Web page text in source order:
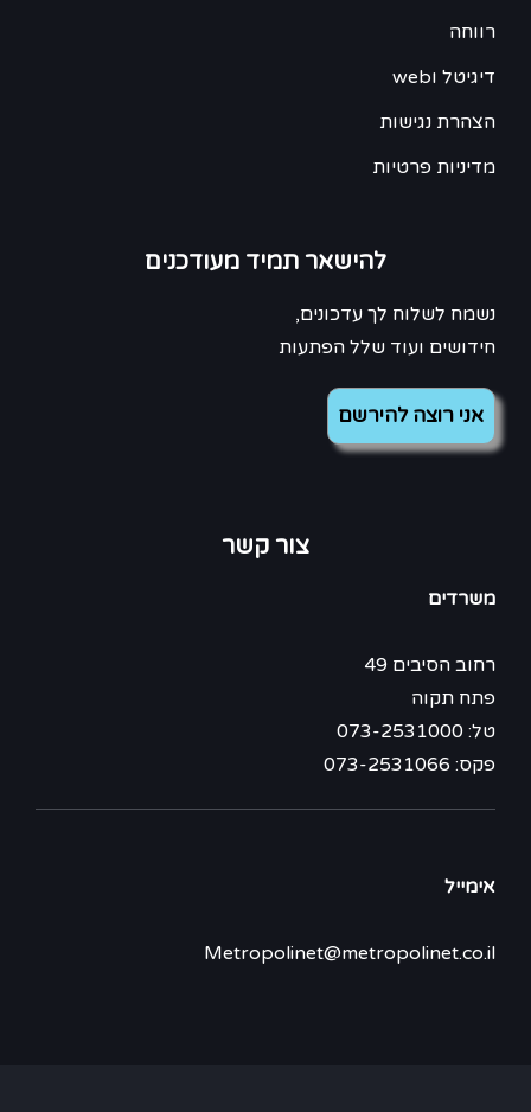
רווחה
דיגיטל וweb
הצהרת נגישות
מדיניות פרטיות
להישאר תמיד מעודכנים
נשמח לשלוח לך עדכונים,
חידושים ועוד שלל הפתעות
צור קשר
משרדים
רחוב הסיבים 49
פתח תקוה
טל: 073-2531000
פקס: 073-2531066
אימייל
Metropolinet@metropolinet.co.il